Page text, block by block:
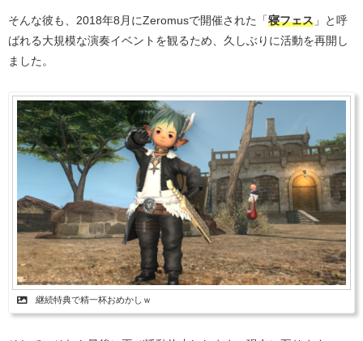
そんな彼も、2018年8月にZeromusで開催された「寝フェス 」と呼
ばれる大規模な演奏イベントを観るため、久しぶりに活動を再開し
ました。
継続特典で精一杯おめかしｗ